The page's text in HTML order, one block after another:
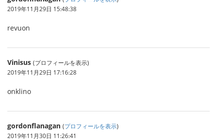
2019年11月29日 15:48:38
revuon
Vinisus (プロフィールを表示)
2019年11月29日 17:16:28
onklino
gordonflanagan (プロフィールを表示)
2019年11月30日 11:26:41